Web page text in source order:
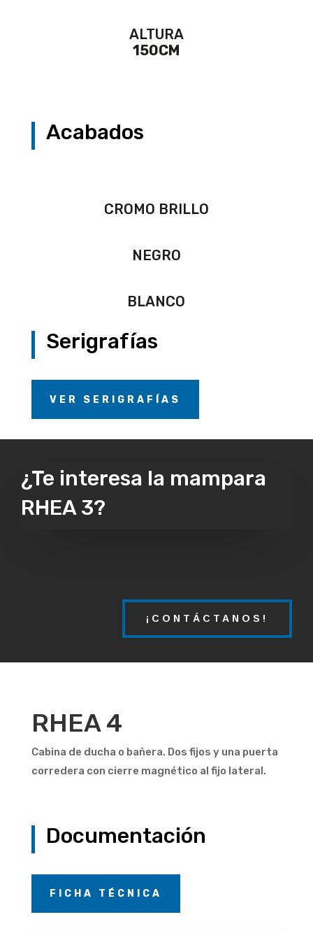
ALTURA
150CM
Acabados
CROMO BRILLO
NEGRO
BLANCO
Serigrafías
VER SERIGRAFÍAS
¿Te interesa la mampara
RHEA 3?
¡CONTÁCTANOS!
RHEA 4
Cabina de ducha o bañera. Dos fijos y una puerta
corredera con cierre magnético al fijo lateral.
Documentación
FICHA TÉCNICA